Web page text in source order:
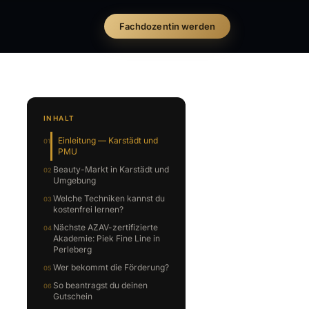
Fachdozentin werden
INHALT
Einleitung — Karstädt und
PMU
Beauty-Markt in Karstädt und
Umgebung
Welche Techniken kannst du
kostenfrei lernen?
Nächste AZAV-zertifizierte
Akademie: Piek Fine Line in
Perleberg
Wer bekommt die Förderung?
So beantragst du deinen
Gutschein